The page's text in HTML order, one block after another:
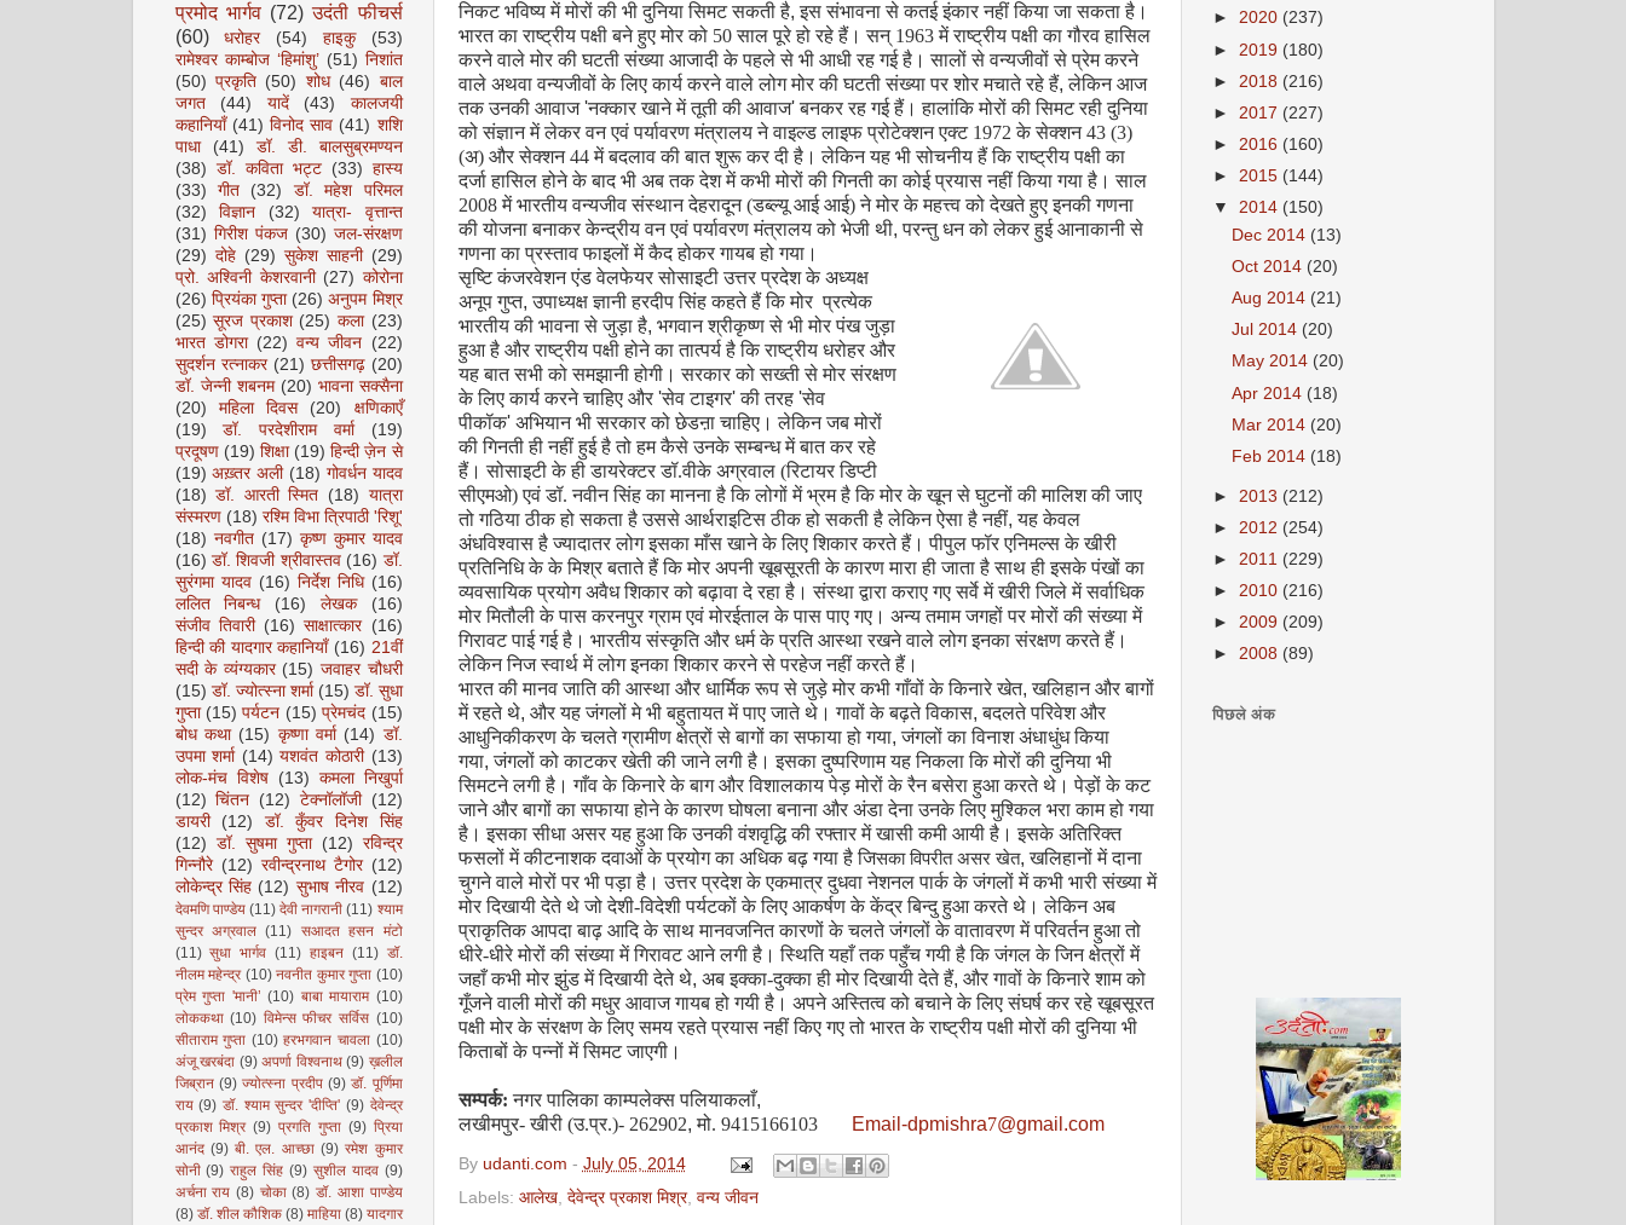
निकट भविष्य में मोरों की भी दुनिया सिमट सकती है,इस संभावना से कतई इंकार नहीं किया जा सकता है।
भारत का राष्ट्रीय पक्षी बने हुए मोर को 50 साल पूरे हो रहे हैं। सन् 1963 में राष्ट्रीय पक्षी का गौरव हासिल
करने वाले मोर की घटती संख्या आजादी के पहले से भी आधी रह गई है। सालों से वन्यजीवों से प्रेम करने
वाले अथवा वन्यजीवों के लिए कार्य करने वाले लोग मोर की घटती संख्या पर शोर मचाते रहे हैं,लेकिन आज
तक उनकी आवाज'नक्कार खाने में तूती की आवाज'बनकर रह गई हैं। हालांकि मोरों की सिमट रही दुनिया
को संज्ञान में लेकर वन एवं पर्यावरण मंत्रालय ने वाइल्ड लाइफ प्रोटेक्शन एक्ट 1972 के सेक्शन 43 (3)
(अ) और सेक्शन 44 में बदलाव की बात शुरू कर दी है। लेकिन यह भी सोचनीय हैं कि राष्ट्रीय पक्षी का
दर्जा हासिल होने के बाद भी अब तक देश में कभी मोरों की गिनती का कोई प्रयास नहीं किया गया है। साल
2008 में भारतीय वन्यजीव संस्थान देहरादून (डब्ल्यू आई आई) ने मोर के महत्त्व को देखते हुए इनकी गणना
की योजना बनाकर केन्द्रीय वन एवं पर्यावरण मंत्रालय को भेजी थी,परन्तु धन को लेकर हुई आनाकानी से
गणना का प्रस्ताव फाइलों में कैद होकर गायब हो गया।
सृष्टि कंजरवेशन एंड वेलफेयर सोसाइटी उत्तर प्रदेश के अध्यक्ष
अनूप गुप्त,उपाध्यक्ष ज्ञानी हरदीप सिंह कहते हैं कि मोर प्रत्येक
भारतीय की भावना से जुड़ा है, भगवान श्रीकृष्ण से भी मोर पंख जुड़ा
हुआ है और राष्ट्रीय पक्षी होने का तात्पर्य है कि राष्ट्रीय धरोहर और
यह बात सभी को समझानी होगी। सरकार को सख्ती से मोर संरक्षण
के लिए कार्य करने चाहिए और 'सेव टाइगर'की तरह 'सेव
पीकॉक' अभियान भी सरकार को छेडऩा चाहिए। लेकिन जब मोरों
की गिनती ही नहीं हुई है तो हम कैसे उनके सम्बन्ध में बात कर रहे
हैं। सोसाइटी के ही डायरेक्टर डॉ.वीके अग्रवाल (रिटायर डिप्टी
सीएमओ) एवं डॉ. नवीन सिंह का मानना है कि लोगों में भ्रम है कि मोर के खून से घुटनों की मालिश की जाए
तो गठिया ठीक हो सकता है उससे आर्थराइटिस ठीक हो सकती है लेकिन ऐसा है नहीं,यह केवल
अंधविश्वास है ज्यादातर लोग इसका माँस खाने के लिए शिकार करते हैं। पीपुल फॉर एनिमल्स के खीरी
प्रतिनिधि के के मिश्र बताते हैं कि मोर अपनी खूबसूरती के कारण मारा ही जाता है साथ ही इसके पंखों का
व्यवसायिक प्रयोग अवैध शिकार को बढ़ावा दे रहा है। संस्था द्वारा कराए गए सर्वे में खीरी जिले में सर्वाधिक
मोर मितौली के पास करनपुर ग्राम एवं मोरईताल के पास पाए गए। अन्य तमाम जगहों पर मोरों की संख्या में
गिरावट पाई गई है। भारतीय संस्कृति और धर्म के प्रति आस्था रखने वाले लोग इनका संरक्षण करते हैं।
लेकिन निज स्वार्थ में लोग इनका शिकार करने से परहेज नहीं करते हैं।
भारत की मानव जाति की आस्था और धार्मिक रूप से जुड़े मोर कभी गाँवों के किनारे खेत,खलिहान और बागों
में रहते थे, और यह जंगलों मे भी बहुतायत में पाए जाते थे। गावों के बढ़ते विकास,बदलते परिवेश और
आधुनिकीकरण के चलते ग्रामीण क्षेत्रों से बागों का सफाया हो गया,जंगलों का विनाश अंधाधुंध किया
गया,जंगलों को काटकर खेती की जाने लगी है। इसका दुष्परिणाम यह निकला कि मोरों की दुनिया भी
सिमटने लगी है। गाँव के किनारे के बाग और विशालकाय पेड़ मोरों के रैन बसेरा हुआ करते थे। पेड़ों के कट
जाने और बागों का सफाया होने के कारण घोषला बनाना और अंडा देना उनके लिए मुश्किल भरा काम हो गया
है। इसका सीधा असर यह हुआ कि उनकी वंशवृद्धि की रफ्तार में खासी कमी आयी है। इसके अतिरिक्त
फसलों में कीटनाशक दवाओं के प्रयोग का अधिक बढ़ गया है जिसका विपरीत असर खेत,खलिहानों में दाना
चुगने वाले मोरों पर भी पड़ा है। उत्तर प्रदेश के एकमात्र दुधवा नेशनल पार्क के जंगलों में कभी भारी संख्या में
मोर दिखायी देते थे जो देशी-विदेशी पर्यटकों के लिए आकर्षण के केंद्र बिन्दु हुआ करते थे। लेकिन अब
प्राकृतिक आपदा बाढ़ आदि के साथ मानवजनित कारणों के चलते जंगलों के वातावरण में परिवर्तन हुआ तो
धीरे-धीरे मोरों की संख्या में गिरावट आने लगी है। स्थिति यहाँ तक पहुँच गयी है कि जंगल के जिन क्षेत्रों में
जहाँ कभी मोर झुंड में दिखायी देते थे, अब इक्का-दुक्का ही मोर दिखायी देते हैं, और गावों के किनारे शाम को
गूँजने वाली मोरों की मधुर आवाज गायब हो गयी है। अपने अस्तित्व को बचाने के लिए संघर्ष कर रहे खूबसूरत
पक्षी मोर के संरक्षण के लिए समय रहते प्रयास नहीं किए गए तो भारत के राष्ट्रीय पक्षी मोरों की दुनिया भी
किताबों के पन्नों में सिमट जाएगी।
सम्पर्क: नगर पालिका काम्पलेक्स पलियाकलाँ,
लखीमपुर- खीरी (उ.प्र.)- 262902,मो. 9415166103 Email-dpmishra7@gmail.com
By udanti.com - July 05, 2014
Labels: आलेख, देवेन्द्र प्रकाश मिश्र, वन्य जीवन
प्रमोद भार्गव (72) उदंती फीचर्स
(60)
धरोहर (54) हाइकु
(53)
रामेश्वर काम्बोज ‘हिमांशु’ (51) निशांत
(50) प्रकृति (50) शोध (46) बाल
जगत
(44) यादें (43)
कालजयी
कहानियाँ (41) विनोद साव (41) शशि
पाधा
(41)
डॉ. डी. बालसुब्रमण्यन
(38) डॉ. कविता भट्ट (33) हास्य
(33)
गीत (32)
डॉ. महेश परिमल
(32)
विज्ञान (32)
यात्रा- वृत्तान्त
(31) गिरीश पंकज (30) जल-संरक्षण
(29) दोहे (29) सुकेश साहनी (29)
प्रो. अश्विनी केशरवानी (27) कोरोना
(26) प्रियंका गुप्ता (26) अनुपम मिश्र
(25) सूरज प्रकाश (25) कला (23)
भारत डोगरा (22) वन्य जीवन (22)
सुदर्शन रत्नाकर (21) छत्तीसगढ़ (20)
डॉ. जेन्नी शबनम (20) भावना सक्सैना
(20)
महिला दिवस (20)
क्षणिकाएँ
(19)
डॉ. परदेशीराम वर्मा
(19)
प्रदूषण (19) शिक्षा (19) हिन्दी ज़ेन से
(19) अख़्तर अली (18) गोवर्धन यादव
(18) डॉ. आरती स्मित (18) यात्रा
संस्मरण (18) रश्मि विभा त्रिपाठी 'रिशू'
(18) नवगीत (17) कृष्ण कुमार यादव
(16) डॉ. शिवजी श्रीवास्तव (16) डॉ.
सुरंगमा यादव (16) निर्देश निधि (16)
ललित निबन्ध
(16) लेखक
(16)
संजीव तिवारी (16) साक्षात्कार (16)
हिन्दी की यादगार कहानियाँ (16) 21वीं
सदी के व्यंग्यकार (15) जवाहर चौधरी
(15) डॉ. ज्योत्स्ना शर्मा (15) डॉ. सुधा
गुप्ता (15) पर्यटन (15) प्रेमचंद (15)
बोध कथा (15) कृष्णा वर्मा (14) डॉ.
उपमा शर्मा (14) यशवंत कोठारी (13)
लोक-मंच विशेष
(13) कमला निखुर्पा
(12) चिंतन (12) टेक्नॉलॉजी
(12)
डायरी
(12)
डॉ. कुँवर दिनेश सिंह
(12) डॉ. सुषमा गुप्ता (12) रविन्द्र
गिन्नौरे (12) रवीन्द्रनाथ टैगोर (12)
लोकेन्द्र सिंह (12) सुभाष नीरव (12)
देवमणि पाण्डेय (11) देवी नागरानी (11) श्याम
सुन्दर अग्रवाल (11) सआदत हसन मंटो
(11) सुधा भार्गव (11) हाइबन (11) डॉ.
नीलम महेन्द्र (10) नवनीत कुमार गुप्ता (10)
प्रेम गुप्ता 'मानी’ (10) बाबा मायाराम (10)
लोककथा (10) विमेन्स फीचर सर्विस (10)
सीताराम गुप्ता (10) हरभगवान चावला (10)
अंजू खरबंदा (9) अपर्णा विश्वनाथ (9) ख़लील
जिब्रान (9) ज्योत्स्ना प्रदीप (9) डॉ. पूर्णिमा
राय (9) डॉ. श्याम सुन्दर 'दीप्ति' (9) देवेन्द्र
प्रकाश मिश्र (9) प्रगति गुप्ता (9) प्रिया
आनंद (9) बी. एल. आच्छा (9) रमेश कुमार
सोनी (9) राहुल सिंह (9) सुशील यादव (9)
अर्चना राय (8) चोका (8) डॉ. आशा पाण्डेय
(8) डॉ. शील कौशिक (8) माहिया (8) यादगार
► 2020 (237)
► 2019 (180)
► 2018 (216)
► 2017 (227)
► 2016 (160)
► 2015 (144)
▼ 2014 (150)
Dec 2014 (13)
Oct 2014 (20)
Aug 2014 (21)
Jul 2014 (20)
May 2014 (20)
Apr 2014 (18)
Mar 2014 (20)
Feb 2014 (18)
► 2013 (212)
► 2012 (254)
► 2011 (229)
► 2010 (216)
► 2009 (209)
► 2008 (89)
पिछले अंक
अगस्त 2008